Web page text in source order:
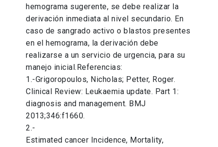
hemograma sugerente, se debe realizar la
derivación inmediata al nivel secundario. En
caso de sangrado activo o blastos presentes
en el hemograma, la derivación debe
realizarse a un servicio de urgencia, para su
manejo inicial.Referencias:
1.-Grigoropoulos, Nicholas; Petter, Roger.
Clinical Review: Leukaemia update. Part 1:
diagnosis and management. BMJ
2013;346:f1660.
2.-
Estimated cancer Incidence, Mortality,